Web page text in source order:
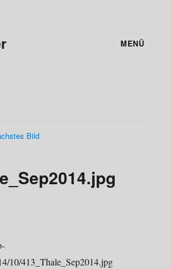
MENÜ
Bild
10/413_Thale_Sep2014.jpg